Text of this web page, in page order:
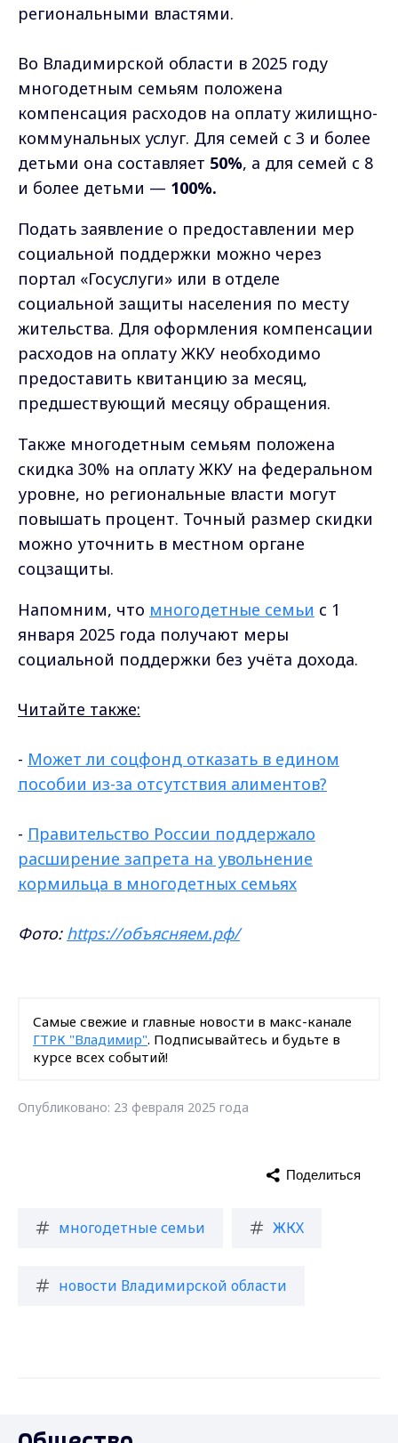
региональными властями.
Во Владимирской области в 2025 году
многодетным семьям положена
компенсация расходов на оплату жилищно-
коммунальных услуг. Для семей с 3 и более
детьми она составляет 50%, а для семей с 8
и более детьми — 100%.
Подать заявление о предоставлении мер
социальной поддержки можно через
портал «Госуслуги» или в отделе
социальной защиты населения по месту
жительства. Для оформления компенсации
расходов на оплату ЖКУ необходимо
предоставить квитанцию за месяц,
предшествующий месяцу обращения.
Также многодетным семьям положена
скидка 30% на оплату ЖКУ на федеральном
уровне, но региональные власти могут
повышать процент. Точный размер скидки
можно уточнить в местном органе
соцзащиты.
Напомним, что многодетные семьи с 1
января 2025 года получают меры
социальной поддержки без учёта дохода.
Читайте также:
- Может ли соцфонд отказать в едином
пособии из-за отсутствия алиментов?
- Правительство России поддержало
расширение запрета на увольнение
кормильца в многодетных семьях
Фото: https://объясняем.рф/
Самые свежие и главные новости в макс-канале
ГТРК "Владимир". Подписывайтесь и будьте в
курсе всех событий!
Опубликовано: 23 февраля 2025 года
многодетные семьи ЖКХ
новости Владимирской области
Поделиться